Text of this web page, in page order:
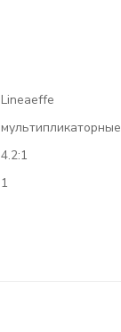
Lineaeffe
мультипликаторные
4.2:1
1